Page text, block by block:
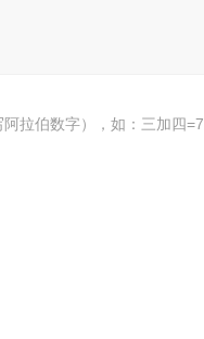
拉伯数字），如：三加四=7